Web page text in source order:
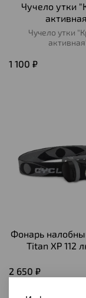
Чучело утки
Чучело утки
1 100 ₽
Фонарь
Titan XP 112
2 650 ₽